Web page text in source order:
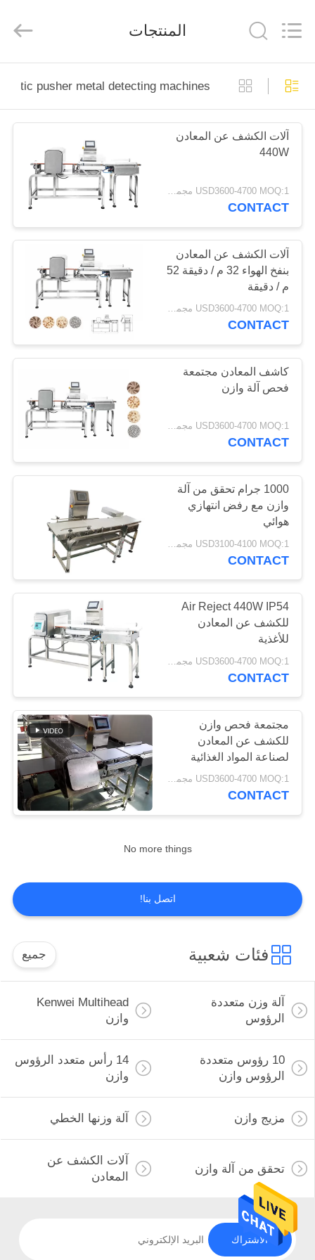
منزل
المنتجات
جولة
المعمل
ضبط
الجودة
اتصل
طلب
اقتباس
خريطة
الموقع
PRIVACY
POLICY
Machinery
Co.,
Rights
المنتجات
pusher metal detecting machines
آلات الكشف عن المعادن
440W
USD3600-4700 MOQ:1 مجموعة
CONTACT
آلات الكشف عن المعادن
بنفخ الهواء 32 م / دقيقة 52
م / دقيقة
USD3600-4700 MOQ:1 مجموعة
CONTACT
كاشف المعادن مجتمعة
فحص آلة وازن
USD3600-4700 MOQ:1 مجموعة
CONTACT
1000 جرام تحقق من آلة
وازن مع رفض انتهازي
هوائي
CONTACT
Air Reject 440W IP54
للكشف عن المعادن
للأغذية
USD3600-4700 MOQ:1 مجموعة
CONTACT
مجتمعة فحص وازن
للكشف عن المعادن
لصناعة المواد الغذائية
USD3600-4700 MOQ:1 مجموعة
CONTACT
No more things
اتصل بنا!
فئات شعبية جميع
آلة وزن متعددة
الرؤوس
Kenwei Multihead
وازن
10 رؤوس متعددة
الرؤوس وازن
14 رأس متعدد الرؤوس
وازن
مزيج وازن آلة وزنها الخطي
تحقق من آلة وازن
آلات الكشف عن
المعادن
الاشتراك